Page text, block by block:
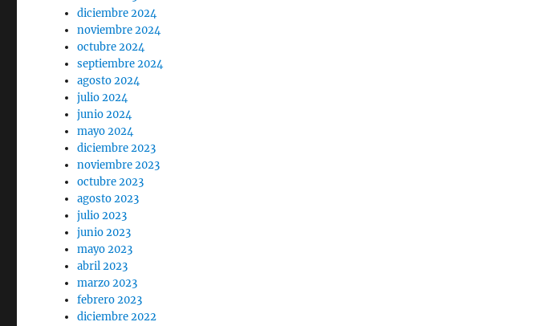
diciembre 2024
noviembre 2024
octubre 2024
septiembre 2024
agosto 2024
julio 2024
junio 2024
mayo 2024
diciembre 2023
noviembre 2023
octubre 2023
agosto 2023
julio 2023
junio 2023
mayo 2023
abril 2023
marzo 2023
febrero 2023
diciembre 2022